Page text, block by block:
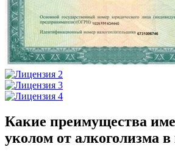
Какие преимущества
уколом от алкоголизма в